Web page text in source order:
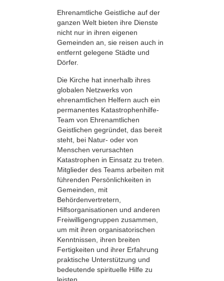
Ehrenamtliche Geistliche auf der
ganzen Welt bieten ihre Dienste
nicht nur in ihren eigenen
Gemeinden an, sie reisen auch in
entfernt gelegene Städte und
Dörfer.
Die Kirche hat innerhalb ihres
globalen Netzwerks von
ehrenamtlichen Helfern auch ein
permanentes Katastrophenhilfe-
Team von Ehrenamtlichen
Geistlichen gegründet, das bereit
steht, bei Natur- oder von
Menschen verursachten
Katastrophen in Einsatz zu treten.
Mitglieder des Teams arbeiten mit
führenden Persönlichkeiten in
Gemeinden, mit
Behördenvertretern,
Hilfsorganisationen und anderen
Freiwilligengruppen zusammen,
um mit ihren organisatorischen
Kenntnissen, ihren breiten
Fertigkeiten und ihrer Erfahrung
praktische Unterstützung und
bedeutende spirituelle Hilfe zu
leisten.